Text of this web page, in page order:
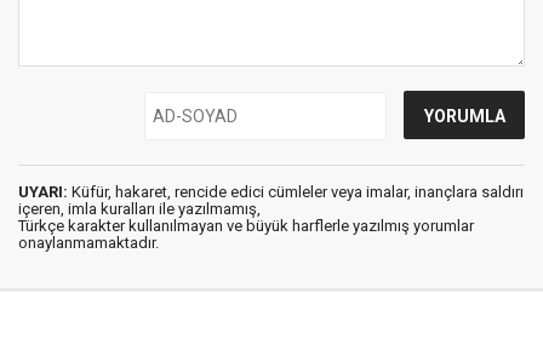
UYARI: Küfür, hakaret, rencide edici cümleler veya imalar, inançlara saldırı
içeren, imla kuralları ile yazılmamış,
Türkçe karakter kullanılmayan ve büyük harflerle yazılmış yorumlar
onaylanmamaktadır.